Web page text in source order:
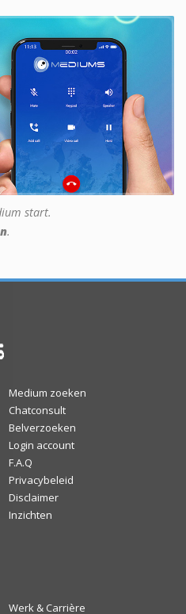
start.
.
Medium zoeken
Chatconsult
Belverzoeken
Login account
F.A.Q
Privacybeleid
Disclaimer
Inzichten
Werk & Carrière